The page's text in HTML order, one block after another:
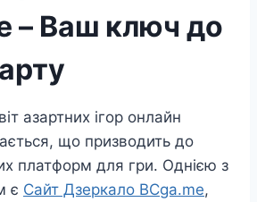
– Ваш ключ до
азартних ігор онлайн
що призводить до
платформ для гри. Однією з
є Сайт Дзеркало BCga.me,